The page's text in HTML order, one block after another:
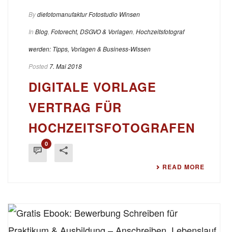
Bydiefotomanufaktur Fotostudio Winsen
In Blog Fotorecht, DSGVO & Vorlagen Hochzeitsfotograf
werden: Tipps, Vorlagen & Business-Wissen
Posted 7. Mai 2018
DIGITALE VORLAGE
VERTRAG FÜR
HOCHZEITSFOTOGRAFEN
0
READ MORE